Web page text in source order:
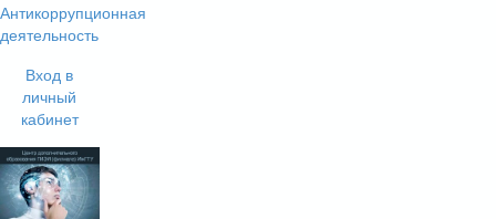
Антикоррупционная
деятельность
Вход в
личный
кабинет